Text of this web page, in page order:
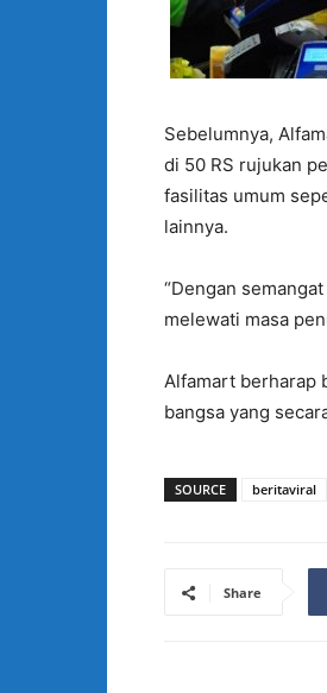
Sebelumnya,
di 50 RS rujukan
fasilitas umum
lainnya.
“Dengan
melewati masa
Alfamart berharap
bangsa yang
SOURCE beritaviral
Share